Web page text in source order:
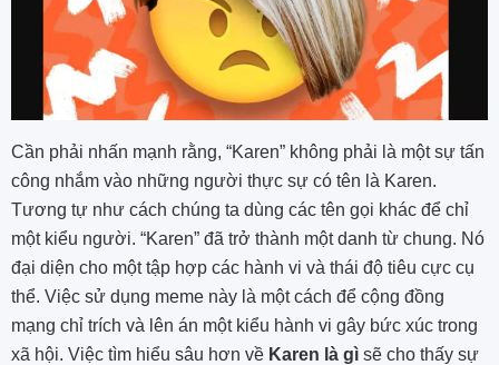
Cần phải nhấn mạnh rằng, “Karen” không phải là một sự tấn
công nhắm vào những người thực sự có tên là Karen.
Tương tự như cách chúng ta dùng các tên gọi khác để chỉ
một kiểu người. “Karen” đã trở thành một danh từ chung. Nó
đại diện cho một tập hợp các hành vi và thái độ tiêu cực cụ
thể. Việc sử dụng meme này là một cách để cộng đồng
mạng chỉ trích và lên án một kiểu hành vi gây bức xúc trong
xã hội. Việc tìm hiểu sâu hơn về Karen là gì sẽ cho thấy sự